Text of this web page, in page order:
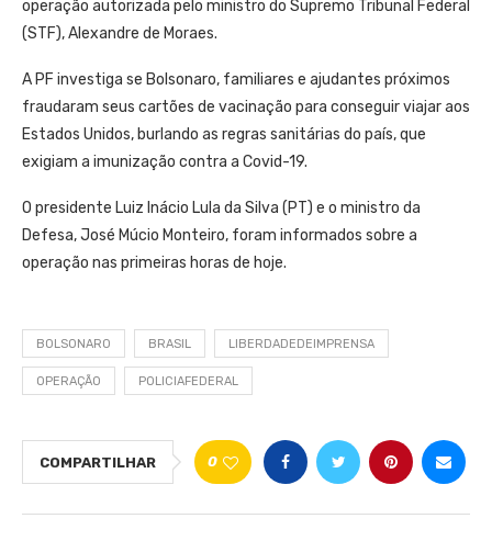
operação autorizada pelo ministro do Supremo Tribunal Federal
(STF), Alexandre de Moraes.
A PF investiga se Bolsonaro, familiares e ajudantes próximos
fraudaram seus cartões de vacinação para conseguir viajar aos
Estados Unidos, burlando as regras sanitárias do país, que
exigiam a imunização contra a Covid-19.
O presidente Luiz Inácio Lula da Silva (PT) e o ministro da
Defesa, José Múcio Monteiro, foram informados sobre a
operação nas primeiras horas de hoje.
BOLSONARO BRASIL LIBERDADEDEIMPRENSA
OPERAÇÃO POLICIAFEDERAL
COMPARTILHAR 0